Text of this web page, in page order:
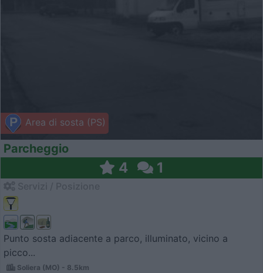
Area di sosta (PS)
Parcheggio
4 1
Punto sosta adiacente a parco, illuminato, vicino a
picco...
Soliera (MO) - 8.5km